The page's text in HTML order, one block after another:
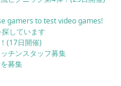
gamers to test video games!
しています
(17日開催)
チンスタッフ募集
募集